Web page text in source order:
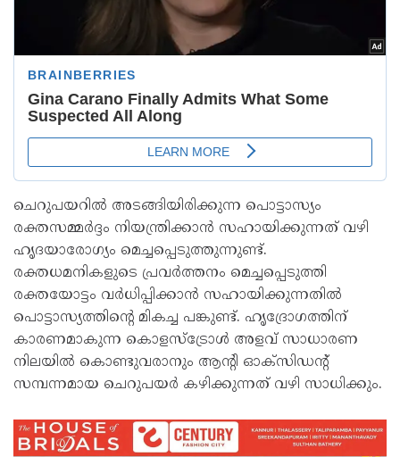
ചെറുപയറിൽ അടങ്ങിയിരിക്കുന്ന പൊട്ടാസ്യം
രക്തസമ്മർദ്ദം നിയന്ത്രിക്കാൻ സഹായിക്കുന്നത് വഴി
ഹൃദയാരോഗ്യം മെച്ചപ്പെടുത്തുന്നുണ്ട്.
രക്തധമനികളുടെ പ്രവർത്തനം മെച്ചപ്പെടുത്തി
രക്തയോട്ടം വർധിപ്പിക്കാൻ സഹായിക്കുന്നതിൽ
പൊട്ടാസ്യത്തിന്റെ മികച്ച പങ്കുണ്ട്. ഹൃദ്രോഗത്തിന്
കാരണമാകുന്ന കൊളസ്‌ട്രോൾ അളവ് സാധാരണ
നിലയിൽ കൊണ്ടുവരാനും ആന്റി ഓക്സിഡന്റ്
സമ്പന്നമായ ചെറുപയർ കഴിക്കുന്നത് വഴി സാധിക്കും.